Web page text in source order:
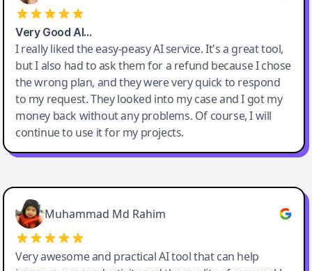
Very Good AI…
I really liked the easy-peasy AI service. It's a great tool,
but I also had to ask them for a refund because I chose
the wrong plan, and they were very quick to respond
to my request. They looked into my case and I got my
money back without any problems. Of course, I will
continue to use it for my projects.
Easy-Peasy AI
Muhammad Md Rahim
Very awesome and practical AI tool that can help